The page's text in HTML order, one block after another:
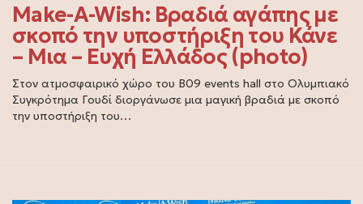
Make-A-Wish: Βραδιά αγάπης με
σκοπό την υποστήριξη του Κάνε
– Μια – Ευχή Ελλάδος (photo)
Στον ατμοσφαιρικό χώρο του B09 events hall στο Ολυμπιακό
Συγκρότημα Γουδί διοργάνωσε μια μαγική βραδιά με σκοπό
την υποστήριξη του…